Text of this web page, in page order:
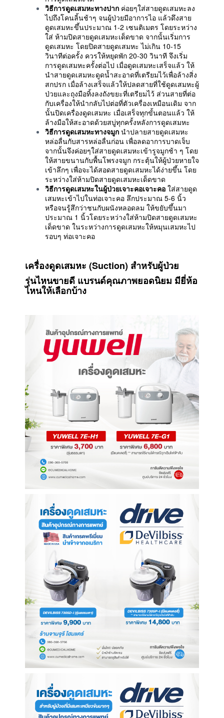
วิธีการดูดเสมหะทางปาก ค่อยๆใส่สายดูดเสมหะลง
ไปถึงโคนลิ้นช้าๆ จนผู้ป่วยมีอาการไอ แล้วดึงสาย
ดูดเสมหะขึ้นประมาณ 1-2 เซนติเมตร โดยระหว่าง
ใส่ ห้ามปิดสายดูดเสมหะเด็ดขาด จากนั้นเริ่มการ
ดูดเสมหะ โดยปิดสายดูดเสมหะ ไม่เกิน 10-15
วินาทีต่อครั้ง ควรให้หยุดพัก 20-30 วินาที จึงเริ่ม
การดูดเสมหะครั้งต่อไป เมื่อดูดเสมหะเสร็จแล้ว ให้
นำสายดูดเสมหะดูดน้ำสะอาดที่เตรียมไว้เพื่อล้างสิ่ง
สกปรก เมื่อล้างเสร็จแล้วให้ปลดสายที่ใช้ดูดเสมหะผู้
ป่วยและถุงมือทิ้งลงถังขยะที่เตรียมไว้ ส่วนสายที่ต่อ
กับเครื่องให้นำกลับไปต่อที่ตัวเครื่องเหมือนเดิม จาก
นั้นปิดเครื่องดูดเสมหะ เมื่อเสร็จทุกขั้นตอนแล้ว ให้
ล้างมือให้สะอาดด้วยสบู่ทุกครั้งหลังการดูดเสมหะ
วิธีการดูดเสมหะทางจมูก นำปลายสายดูดเสมหะ
หล่อลื่นกับสารหล่อลื่นก่อน เพื่อลดอาการบาดเจ็บ
จากนั้นจึงค่อยๆใส่สายดูดเสมหะเข้ารูจมูกช้า ๆ โดย
ให้สายขนานกับพื้นโพรงจมูก กระตุ้นให้ผู้ป่วยหายใจ
เข้าลึกๆ เพื่อจะได้สอดสายดูดเสมหะได้ง่ายขึ้น โดย
ระหว่างใส่ห้ามปิดสายดูดเสมหะเด็ดขาด
วิธีการดูดเสมหะในผู้ป่วยเจาะคอเจาะคอ ใส่สายดูด
เสมหะเข้าไปในท่อเจาะคอ ลึกประมาณ 5-6 นิ้ว
หรือจนรู้สึกว่าชนกับผนังหลอดลม ให้ขยับขึ้นมา
ประมาณ 1 นิ้วโดยระหว่างใส่ห้ามปิดสายดูดเสมหะ
เด็ดขาด ในระหว่างการดูดเสมหะให้หมุนเสมหะไป
รอบๆ ท่อเจาะคอ
เครื่องดูดเสมหะ (Suction) สำหรับผู้ป่วย
รุ่นไหนขายดี แบรนด์คุณภาพยอดนิยม มียี่ห้อ
ไหนให้เลือกบ้าง